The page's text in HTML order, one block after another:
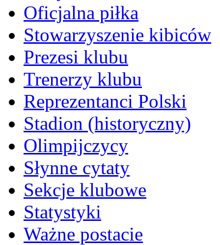
Oficjalna piłka
Stowarzyszenie kibiców
Prezesi klubu
Trenerzy klubu
Reprezentanci Polski
Stadion (historyczny)
Olimpijczycy
Słynne cytaty
Sekcje klubowe
Statystyki
Ważne postacie